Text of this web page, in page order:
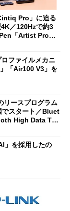
Pro」に迫る
／120Hzで約3
「Artist Pro 2
ファイルメカニ
「Air100 V3」を
ースプログラム
でスタート／Bluet
High Data Thr
」を採用したの